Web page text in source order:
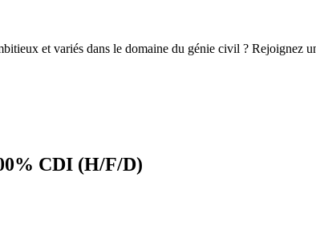
et variés dans le domaine du génie civil ?
CDI (H/F/D)